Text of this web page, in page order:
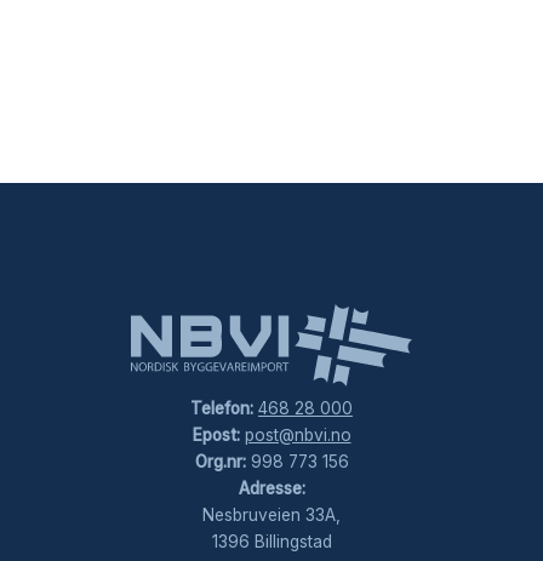
Telefon: 468 28 000
Epost: post@nbvi.no
Org.nr:998 773 156
Adresse:
Nesbruveien 33A,
1396 Billingstad